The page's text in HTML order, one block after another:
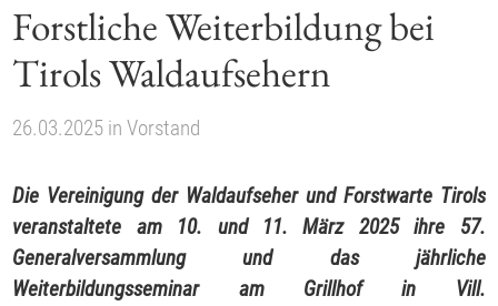
Forstliche Weiterbildung bei
Tirols Waldaufsehern
26.03.2025 inVorstand
Die Vereinigung der Waldaufseher und Forstwarte Tirols
veranstaltete am 10. und 11. März 2025 ihre 57.
Generalversammlung und das jährliche
Weiterbildungsseminar am Grillhof in Vill.